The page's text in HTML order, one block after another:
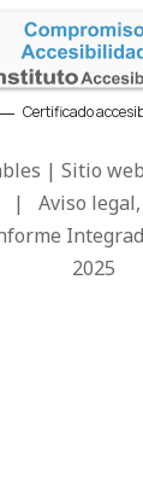
Certificado
| Sitio
| Aviso
2025